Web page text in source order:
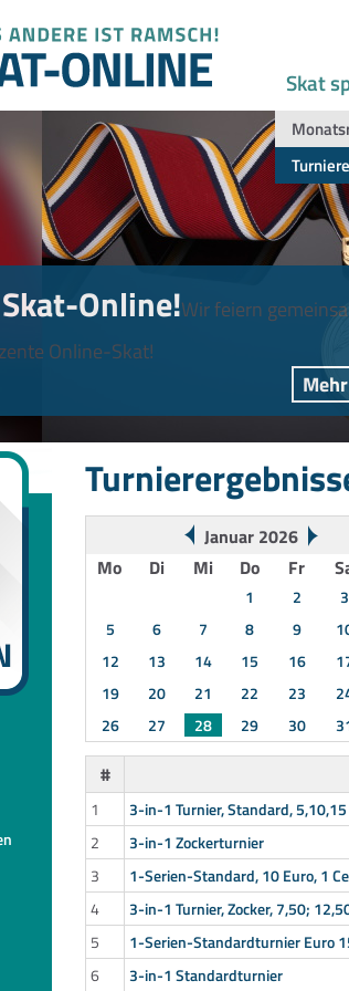
Skat
Online!Wir feiern
Online-Skat!
Januar 2026
Mo
Di Mi Do Fr
1 2 3
5
6 7 8 9
12
13 14 15 16
19
20 21 22 23
26
27 28 29 30
#
1 3-in-1 Turnier, Standard,
2
3-in-1 Zockerturnier
3
1-Serien-Standard, 10 Euro, 1
4
3-in-1 Turnier, Zocker, 7,50;
5
1-Serien-Standardturnier Euro
6
3-in-1 Standardturnier